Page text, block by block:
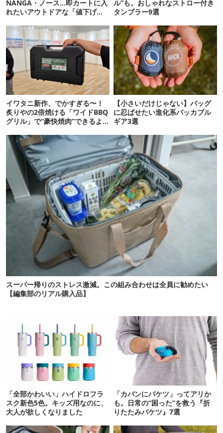
NANGA・ノース…即カートに入
れたいアウトドアな「値下げ夏
ル”も。おしゃれなストロー付き
タンブラー9選
イワタニ新作、でかすぎる〜！
炙りやの2倍焼ける「ワイドBBQ
グリル」で“豪快焼肉”できるよ
【小さいだけじゃない】バッグ
に忍ばせたい進化系パッカブル
ギア3選
スーパー帰りのストレス激減。この組み合わせは全員に勧めたい
【編集部のリアル購入品】
「全部かわいい」ハイドロフラ
スク新色5色。キッズ用なのに、
大人が欲しくなりました
「カバンにバケツ」ってアリか
も。日常の“困った”を救う『折
りたたみバケツ』7選